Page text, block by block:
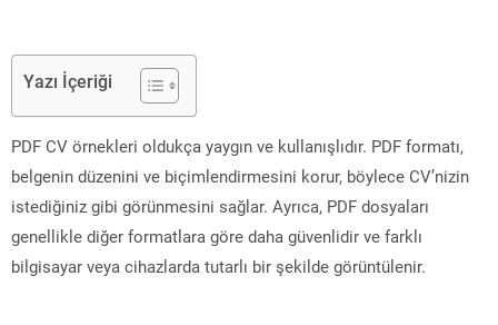
Yazı İçeriği
PDF CV örnekleri oldukça yaygın ve kullanışlıdır. PDF formatı,
belgenin düzenini ve biçimlendirmesini korur, böylece CV’nizin
istediğiniz gibi görünmesini sağlar. Ayrıca, PDF dosyaları
genellikle diğer formatlara göre daha güvenlidir ve farklı
bilgisayar veya cihazlarda tutarlı bir şekilde görüntülenir.